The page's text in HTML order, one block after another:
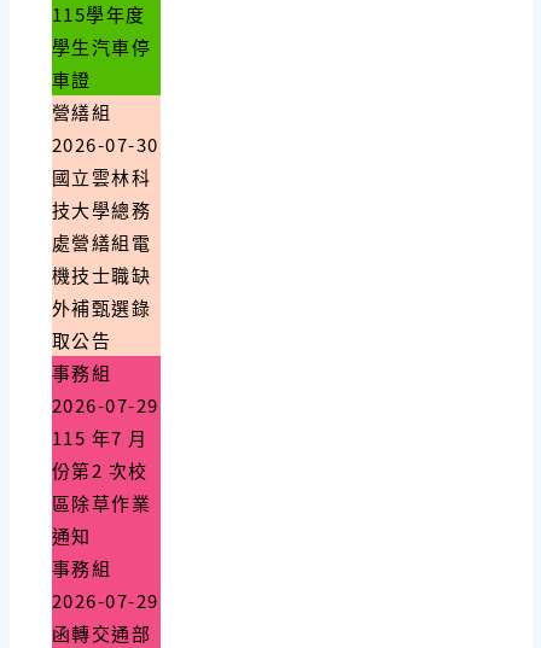
115學年度
學生汽車停
車證
營繕組
2026-07-30
國立雲林科
技大學總務
處營繕組電
機技士職缺
外補甄選錄
取公告
事務組
2026-07-29
115 年7 月
份第2 次校
區除草作業
通知
事務組
2026-07-29
函轉交通部